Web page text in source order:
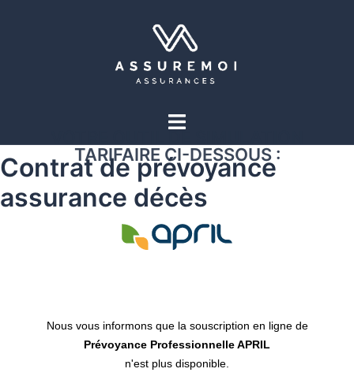
Contrat de prévoyance
assurance décès
TARIFAIRE CI-DESSOUS :